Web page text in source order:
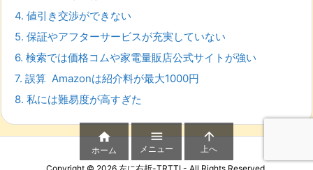
4. 値引き交渉ができない
5. 保証やアフターサービスが充実していない
6. 検索では価格コムや家電量販店公式サイトが強い
7. 誤算 Amazonは紹介料が最大1000円
8. 私には難易度が高すぎた

ホーム

メニュー

上へ